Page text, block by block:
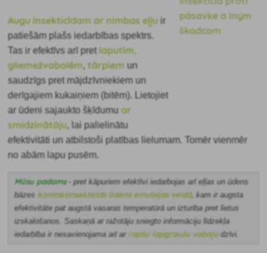
Augu insekticīdam ar nimbas eļļu ir
patiešām plašs iedarbības spektrs.
Tas ir efektīvs arī pret laputīm,
gliemežvabolēm,tārpiem un
saudzīgs pret mājdzīvniekiem un
derīgajiem kukaiņiem (bitēm). Lietojiet
ar ūdeni sajaukto šķīdumuar
smidzinātāju, lai palielinātu
efektivitāti un atbilstoši platības lielumam. Tomēr vienmēr
no abām lapu pusēm.
Mūsu padoms- pret kāpuriem efektīvi iedarbojas arī eļļas un ūdens
bāzes kontaktinsekticīds ūdens emulsijas veidā, kam ir augsta
efektivitāte pat augstā vasaras temperatūrā un izturība pret lietus
izskalošanos. Saskaņā ar ražotāju sniegto informāciju līdzekļa
iedarbība ir nesavienojama arī ar rapšu lapgraužu vaboļudzīvi.